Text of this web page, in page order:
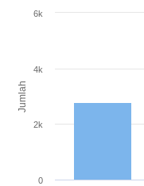
Jumlah
0
2k
4k
6k